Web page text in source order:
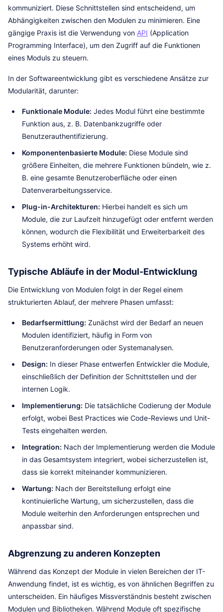
kommuniziert. Diese Schnittstellen sind entscheidend, um
Abhängigkeiten zwischen den Modulen zu minimieren. Eine
gängige Praxis ist die Verwendung von API (Application
Programming Interface), um den Zugriff auf die Funktionen
eines Moduls zu steuern.
In der Softwareentwicklung gibt es verschiedene Ansätze zur
Modularität, darunter:
Funktionale Module: Jedes Modul führt eine bestimmte
Funktion aus, z. B. Datenbankzugriffe oder
Benutzerauthentifizierung.
Komponentenbasierte Module: Diese Module sind
größere Einheiten, die mehrere Funktionen bündeln, wie z.
B. eine gesamte Benutzeroberfläche oder einen
Datenverarbeitungsservice.
Plug-in-Architekturen: Hierbei handelt es sich um
Module, die zur Laufzeit hinzugefügt oder entfernt werden
können, wodurch die Flexibilität und Erweiterbarkeit des
Systems erhöht wird.
Typische Abläufe in der Modul-Entwicklung
Die Entwicklung von Modulen folgt in der Regel einem
strukturierten Ablauf, der mehrere Phasen umfasst:
Bedarfsermittlung: Zunächst wird der Bedarf an neuen
Modulen identifiziert, häufig in Form von
Benutzeranforderungen oder Systemanalysen.
Design: In dieser Phase entwerfen Entwickler die Module,
einschließlich der Definition der Schnittstellen und der
internen Logik.
Implementierung: Die tatsächliche Codierung der Module
erfolgt, wobei Best Practices wie Code-Reviews und Unit-
Tests eingehalten werden.
Integration: Nach der Implementierung werden die Module
in das Gesamtsystem integriert, wobei sicherzustellen ist,
dass sie korrekt miteinander kommunizieren.
Wartung: Nach der Bereitstellung erfolgt eine
kontinuierliche Wartung, um sicherzustellen, dass die
Module weiterhin den Anforderungen entsprechen und
anpassbar sind.
Abgrenzung zu anderen Konzepten
Während das Konzept der Module in vielen Bereichen der IT-
Anwendung findet, ist es wichtig, es von ähnlichen Begriffen zu
unterscheiden. Ein häufiges Missverständnis besteht zwischen
Modulen und Bibliotheken. Während Module oft spezifische